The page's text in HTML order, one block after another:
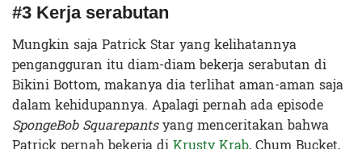
#3 Kerja serabutan
Mungkin saja Patrick Star yang kelihatannya
pengangguran itu diam-diam bekerja serabutan di
Bikini Bottom, makanya dia terlihat aman-aman saja
dalam kehidupannya. Apalagi pernah ada episode
SpongeBob Squarepantsyang menceritakan bahwa